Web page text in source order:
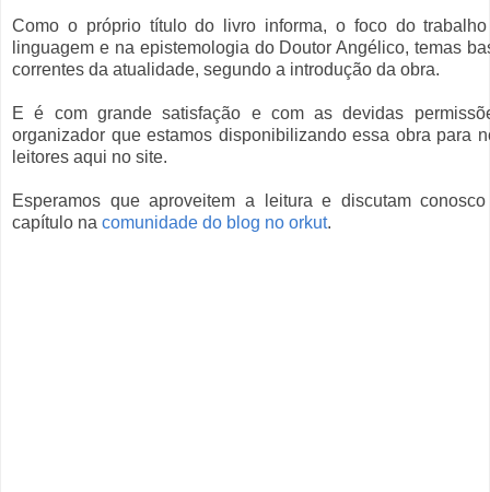
Como o próprio título do livro informa, o foco do
linguagem e na epistemologia do Doutor Angélico, temas
correntes da atualidade, segundo a introdução da obra.
E é com grande satisfação e com as devidas
organizador que estamos disponibilizando essa obra para
leitores aqui no site.
Esperamos que aproveitem a leitura e discutam
capítulo na comunidade do blog no orkut.